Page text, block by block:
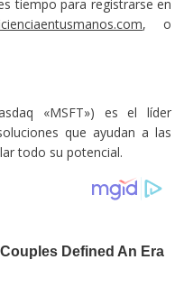
tiempo para registrarse en
, o
«MSFT») es el líder
que ayudan a las
todo su potencial.